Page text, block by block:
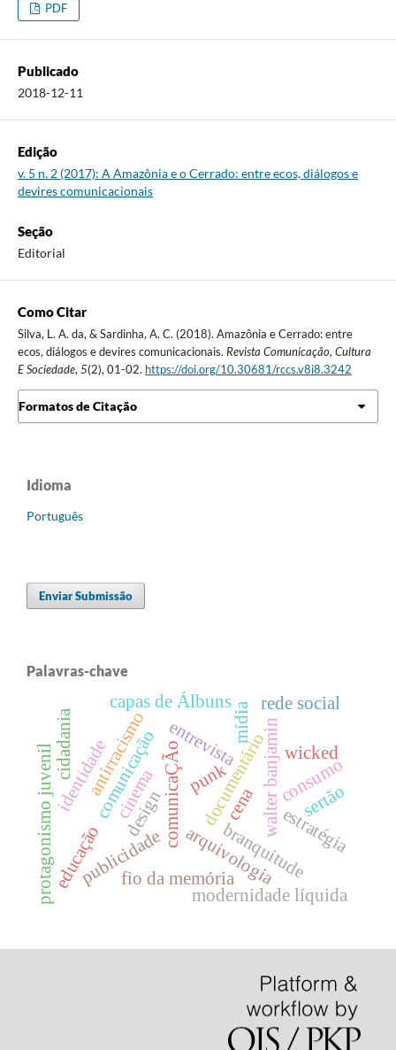
PDF
Publicado
2018-12-11
Edição
v. 5 n. 2 (2017): A Amazônia e o Cerrado: entre ecos, diálogos e
devires comunicacionais
Seção
Editorial
Como Citar
Silva, L. A. da, & Sardinha, A. C. (2018). Amazônia e Cerrado: entre
ecos, diálogos e devires comunicacionais. Revista Comunicação, Cultura
E Sociedade,5(2), 01-02. https://doi.org/10.30681/rccs.v8i8.3242
Formatos de Citação
Idioma
Português
Enviar Submissão
Palavras-chave
entrevista
comunicaÇÃo
antirracismo
comunicação
cinema
design
publicidade
documentáriowalter banjamin
arquivologia
fio da memóriabranquitude
identidade
capas de Álbuns
punk
estratégia
rede social
mídia
wicked
modernidade líquida
consumo
cidadania
educação
protagonismo juvenil sertão
cena